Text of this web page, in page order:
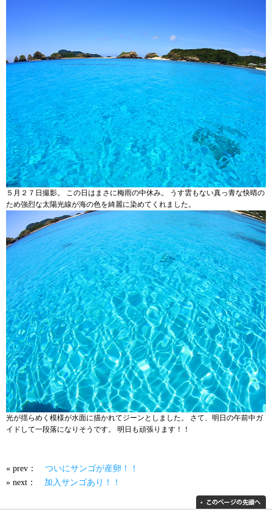
５月２７日撮影。 この日はまさに梅雨の中休み。 うす雲もない真っ青な快晴の
ため強烈な太陽光線が海の色を綺麗に染めてくれました。
光が揺らめく模様が水面に描かれてジーンとしました。 さて、明日の午前中ガ
イドして一段落になりそうです。 明日も頑張ります！！
« prev： ついにサンゴが産卵！！
» next： 加入サンゴあり！！